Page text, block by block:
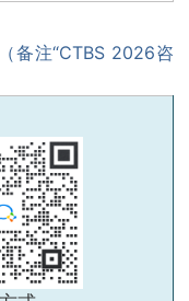
备注“CTBS 2026咨